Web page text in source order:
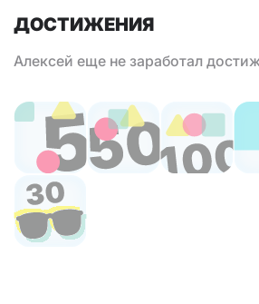
ДОСТИЖЕНИЯ
Алексей еще не заработал